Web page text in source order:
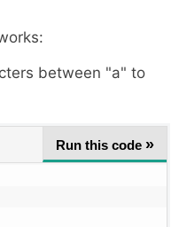
between "a" to
Run this code »